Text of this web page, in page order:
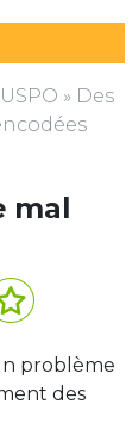
» Des
mal
problème
des